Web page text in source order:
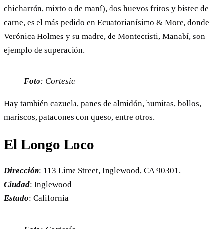
chicharrón, mixto o de maní), dos huevos fritos y bistec de
carne, es el más pedido en Ecuatorianísimo & More, donde
Verónica Holmes y su madre, de Montecristi, Manabí, son
ejemplo de superación.
Foto: Cortesía
Hay también cazuela, panes de almidón, humitas, bollos,
mariscos, patacones con queso, entre otros.
El Longo Loco
Dirección: 113 Lime Street, Inglewood, CA 90301.
Ciudad: Inglewood
Estado: California